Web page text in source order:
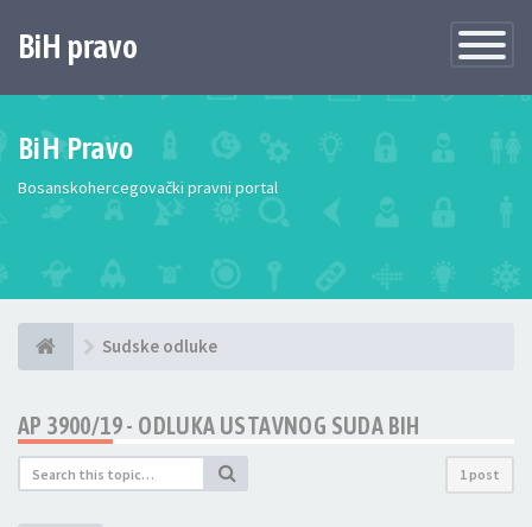
Toggle
BiH pravo
BiH Pravo
Bosanskohercegovački pravni portal
Sudske odluke
AP 3900/19 - ODLUKA USTAVNOG SUDA BIH
1 post